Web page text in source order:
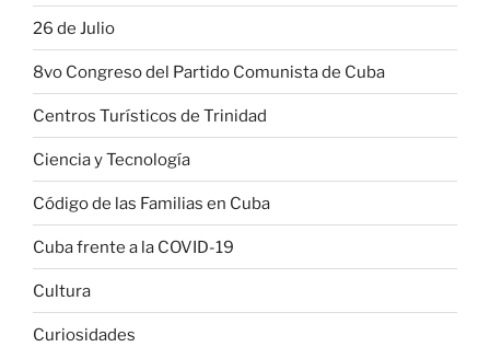
26 de Julio
8vo Congreso del Partido Comunista de Cuba
Centros Turísticos de Trinidad
Ciencia y Tecnología
Código de las Familias en Cuba
Cuba frente a la COVID-19
Cultura
Curiosidades